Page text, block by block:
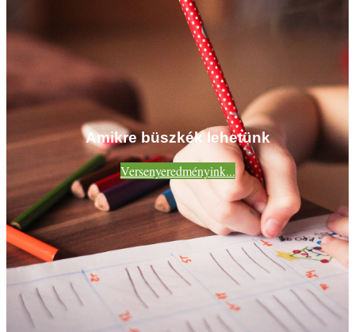
Amikre büszkék lehetünk
Versenyeredményink...